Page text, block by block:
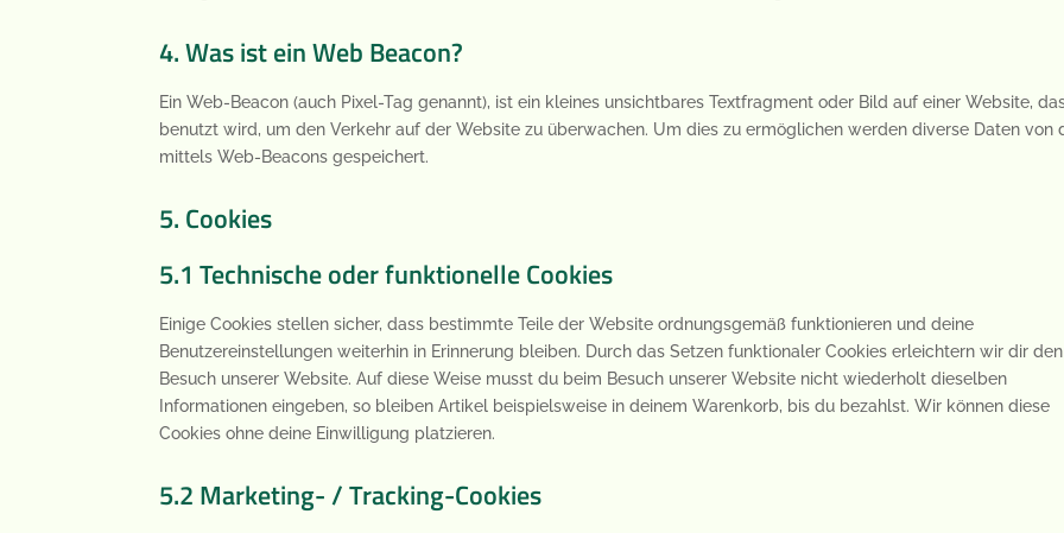
4. Was ist ein Web Beacon?
Ein Web-Beacon (auch Pixel-Tag genannt), ist ein kleines unsichtbares Textfragment oder Bild auf einer Website,
benutzt wird, um den Verkehr auf der Website zu überwachen. Um dies zu ermöglichen werden diverse Daten von
mittels Web-Beacons gespeichert.
5. Cookies
5.1 Technische oder funktionelle Cookies
Einige Cookies stellen sicher, dass bestimmte Teile der Website ordnungsgemäß funktionieren und deine
Benutzereinstellungen weiterhin in Erinnerung bleiben. Durch das Setzen funktionaler Cookies erleichtern wir dir den
Besuch unserer Website. Auf diese Weise musst du beim Besuch unserer Website nicht wiederholt dieselben
Informationen eingeben, so bleiben Artikel beispielsweise in deinem Warenkorb, bis du bezahlst. Wir können diese
Cookies ohne deine Einwilligung platzieren.
5.2 Marketing- / Tracking-Cookies